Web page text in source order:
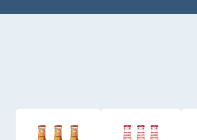
Produktgalerie überspringen